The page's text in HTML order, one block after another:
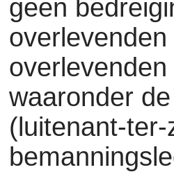
geen
waaronder
(luitenant-